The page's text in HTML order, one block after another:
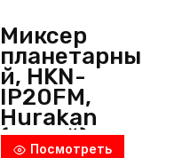
Миксер
планетарны
й, HKN-
IP20FM,
Hurakan
(Китай)
Посмотреть